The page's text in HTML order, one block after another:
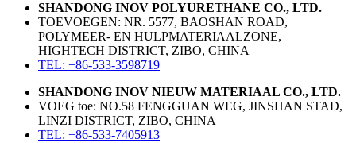
SHANDONG INOV POLYURETHANE CO., LTD.
TOEVOEGEN: NR. 5577, BAOSHAN ROAD,
POLYMEER- EN HULPMATERIAALZONE,
HIGHTECH DISTRICT, ZIBO, CHINA
TEL: +86-533-3598719
SHANDONG INOV NIEUW MATERIAAL CO., LTD.
VOEG toe: NO.58 FENGGUAN WEG, JINSHAN STAD,
LINZI DISTRICT, ZIBO, CHINA
TEL: +86-533-7405913